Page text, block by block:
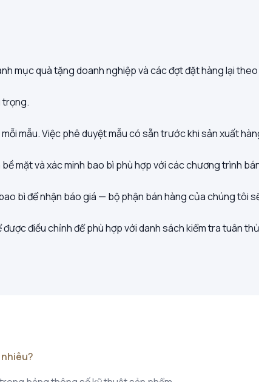
mục quà tặng doanh nghiệp và các đợt đặt hàng lại
trọng.
mẫu. Việc phê duyệt mẫu có sẵn trước khi sản xuất
mặt và xác minh bao bì phù hợp với các chương trình
bì để nhận báo giá — bộ phận bán hàng của chúng tôi
điều chỉnh để phù hợp với danh sách kiểm tra tuân